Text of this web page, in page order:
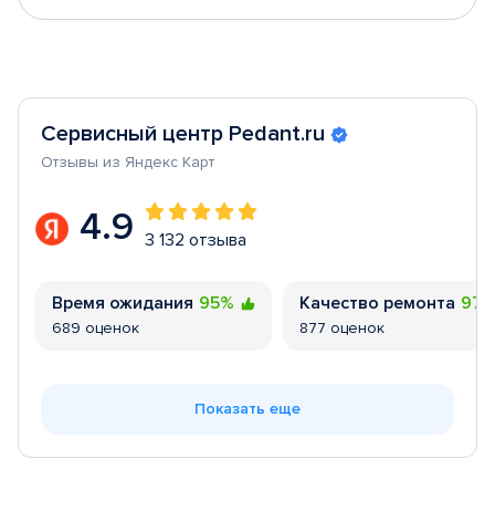
Сервисный центр Pedant.ru
Отзывы из Яндекс Карт
4.9 3 132 отзыва
Время ожидания 95%
689 оценок
Качество ремонта
877 оценок
Показать еще